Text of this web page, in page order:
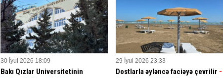
30 İyul 2026 18:09
Bakı Qızlar Universitetinin
29 İyul 2026 23:33
Dostlarla əyləncə faciəyə çevrilir -